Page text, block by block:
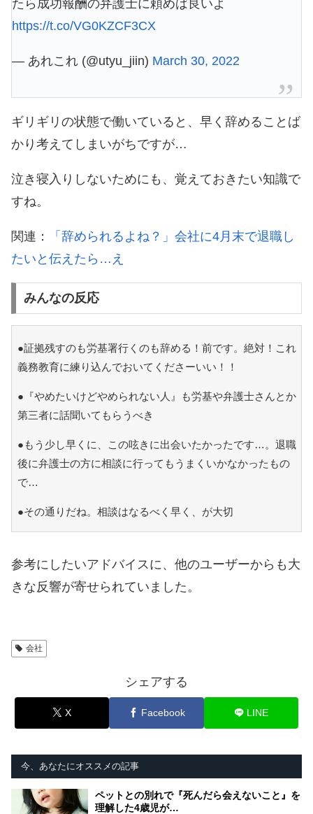
たら成功報酬の弁護士に頼めば良いよ
https://t.co/VG0KZCF3CX
— あれこれ (@utyu_jiin) March 30, 2022
ギリギリの状態で働いていると、早く辞めることば
かり考えてしまいがちですが…
泣き寝入りしないためにも、覚えておきたい知識で
すね。
関連：
「辞められるよね？」会社に4月末で退職し
たいと伝えたら…え
みんなの反応
●証拠残すのも労基署行くのも辞める！前です。絶対！これ
義務教育に練り込んでおいてくださーいい！！
●『やめたいけどやめられない人』も労基や弁護士さんとか
第三者に話聞いてもらうべき
●もう少し早くに、この呟きに出会いたかったです…。退職
後に弁護士の方に相談に行ってもうまくいかなかったもの
で…
●その通りだね。相談はなるべく早く、が大切
参考にしたいアドバイスに、他のユーザーからも大
きな反響が寄せられていました。
会社
シェアする
X Facebook LINE
今、あなたにオススメの記事
ペットとの別れで『死んだら会えないこと』を
理解した4歳児が…